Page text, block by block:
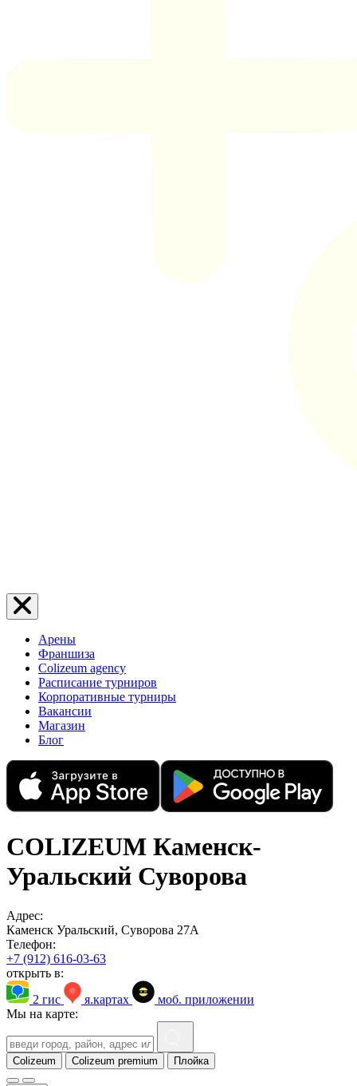
Арены
Франшиза
Colizeum agency
Расписание турниров
Корпоративные турниры
Вакансии
Магазин
Блог
COLIZEUM Каменск-
Уральский Суворова
Адрес:
Каменск Уральский, Суворовa 27A
Телефон:
+7 (912) 616-03-63
открыть в:
2 гис
я.картах
моб. приложении
Мы на карте:
Colizeum Colizeum premium Плойка